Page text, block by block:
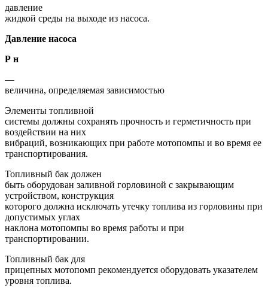
давление
жидкой среды на выходе из насоса.
Давление насоса
Р н
—
величина, определяемая зависимостью
Элементы топливной
системы должны сохранять прочность и герметичность при
воздействии на них
вибраций, возникающих при работе мотопомпы и во время ее
транспортирования.
Топливный бак должен
быть оборудован заливной горловиной с закрывающим
устройством, конструкция
которого должна исключать утечку топлива из горловины при
допустимых углах
наклона мотопомпы во время работы и при
транспортировании.
Топливный бак для
прицепных мотопомп рекомендуется оборудовать указателем
уровня топлива.